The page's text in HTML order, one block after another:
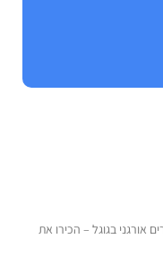
אורגני בגוגל – הכירו את